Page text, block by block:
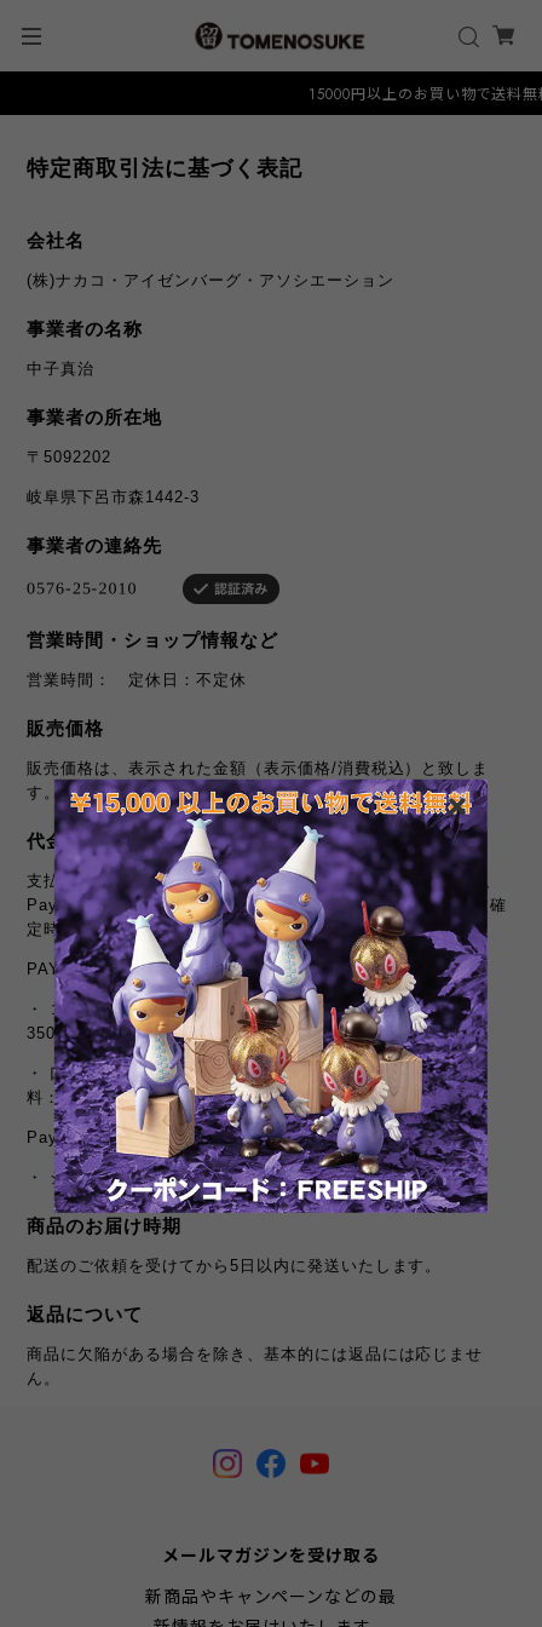
15000円以上のお買い物で送料
特定商取引法に基づく表記
会社名
(株)ナカコ・アイゼンバーグ・アソシエーション
事業者の名称
中子真治
事業者の所在地
〒5092202
岐阜県下呂市森1442-3
事業者の連絡先
営業時間・ショップ情報など
営業時間： 定休日：不定休
販売価格
販売価格は、表示された金額（表示価格/消費税込）と致しま
す。
代金の支払方法・時期
支払方法：クレジットカード、キャリア決済、Amazon Pay、
PayPal、後払い決済がご利用頂けます。支払時期：商品注文確
定時でお支払いが確定致します。
PAY ID あと払い:
・ コンビニ：ご請求後翌月10日のお支払い：支払い手数料：
350円（税込）
・ 口座振替：ご請求後指定口座より引き落とし：支払い手数
料：無料
PayPay決済:
・ ショップにて発送処理後お支払いが確定いたします。
商品のお届け時期
配送のご依頼を受けてから5日以内に発送いたします。
返品について
商品に欠陥がある場合を除き、基本的には返品には応じませ
ん。
メールマガジンを受け取る
新商品やキャンペーンなどの最